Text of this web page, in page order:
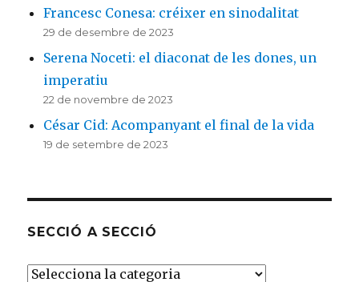
Francesc Conesa: créixer en sinodalitat
29 de desembre de 2023
Serena Noceti: el diaconat de les dones, un
imperatiu
22 de novembre de 2023
César Cid: Acompanyant el final de la vida
19 de setembre de 2023
SECCIÓ A SECCIÓ
SECCIÓ